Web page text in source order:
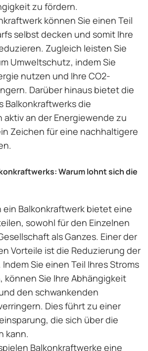
zu fördern.
können Sie einen Teil
selbst decken und somit Ihre
Zugleich leisten Sie
Umweltschutz, indem Sie
nutzen und Ihre CO2-
Darüber hinaus bietet die
Balkonkraftwerks die
aktiv an der Energiewende zu
Zeichen für eine nachhaltigere
Warum lohnt sich die
ein Balkonkraftwerk bietet eine
sowohl für den Einzelnen
als Ganzes. Einer der
Vorteile ist die Reduzierung der
Sie einen Teil Ihres Stroms
können Sie Ihre Abhängigkeit
den schwankenden
Dies führt zu einer
die sich über die
kann.
Balkonkraftwerke eine